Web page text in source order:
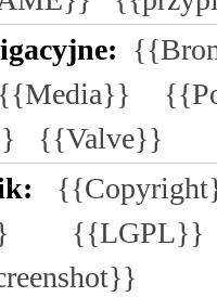
{{Media}}
{{Valve}}